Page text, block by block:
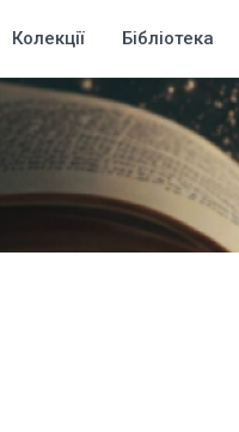
Колекції Бібліотека